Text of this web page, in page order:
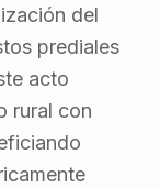
del
prediales
acto
rural con